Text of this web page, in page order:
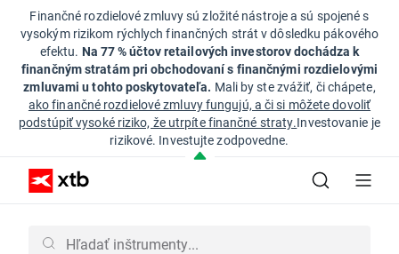
Finančné rozdielové zmluvy sú zložité nástroje a sú spojené s
vysokým rizikom rýchlych finančných strát v dôsledku pákového
efektu. Na 77 % účtov retailových investorov dochádza k
finančným stratám pri obchodovaní s finančnými rozdielovými
zmluvami u tohto poskytovateľa. Mali by ste zvážiť, či chápete,
ako finančné rozdielové zmluvy fungujú, a či si môžete dovoliť
podstúpiť vysoké riziko, že utrpíte finančné straty.Investovanie je
rizikové. Investujte zodpovedne.